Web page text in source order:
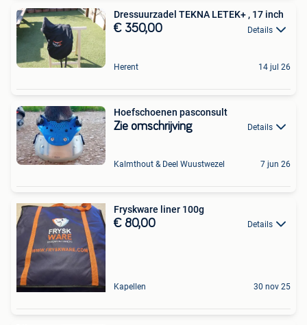
Dressuurzadel TEKNA LETEK+ , 17 inch
€ 350,00 Details
Herent 14 jul 26
Hoefschoenen pasconsult
Zie omschrijving Details
Kalmthout & Deel Wuustwezel 7 jun 26
Fryskware liner 100g
€ 80,00 Details
Kapellen 30 nov 25